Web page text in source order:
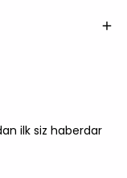
ilk siz haberdar